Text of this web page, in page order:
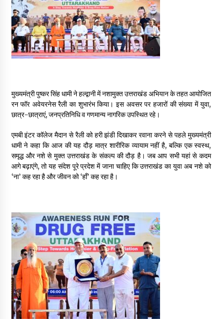
May 16, 2022
Thought Of The Day 14 May
May 14, 2022
May 13, 2022
May 12, 2022
Thought Of The Day 11 May
Thought Of The Day 10 May
May 10, 2022
Thought Of The Day 9 May
May 9, 2022
मुख्यमंत्री पुष्कर सिंह धामी ने हल्द्वानी में नशामुक्त उत्तराखंड अभियान के तहत आयोजित
रन फॉर अवेयरनेस रैली का शुभारंभ किया। इस अवसर पर हजारों की संख्या में युवा,
छात्र-छात्राएं, जनप्रतिनिधि व गणमान्य नागरिक उपस्थित रहे।
एमबी इंटर कॉलेज मैदान से रैली को हरी झंडी दिखाकर रवाना करने से पहले मुख्यमंत्री
धामी ने कहा कि आज की यह दौड़ मात्र शारीरिक व्यायाम नहीं है, बल्कि एक स्वस्थ,
समृद्ध और नशे से मुक्त उत्तराखंड के संकल्प की दौड़ है। जब आप सभी यहां से कदम
आगे बढ़ाएंगे, तो यह संदेश पूरे प्रदेश में जाना चाहिए कि उत्तराखंड का युवा अब नशे को
‘ना’ कह रहा है और जीवन को ‘हाँ’ कह रहा है।